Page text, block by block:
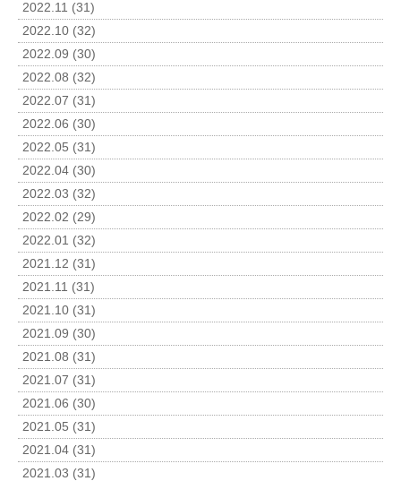
2022.11 (31)
2022.10 (32)
2022.09 (30)
2022.08 (32)
2022.07 (31)
2022.06 (30)
2022.05 (31)
2022.04 (30)
2022.03 (32)
2022.02 (29)
2022.01 (32)
2021.12 (31)
2021.11 (31)
2021.10 (31)
2021.09 (30)
2021.08 (31)
2021.07 (31)
2021.06 (30)
2021.05 (31)
2021.04 (31)
2021.03 (31)